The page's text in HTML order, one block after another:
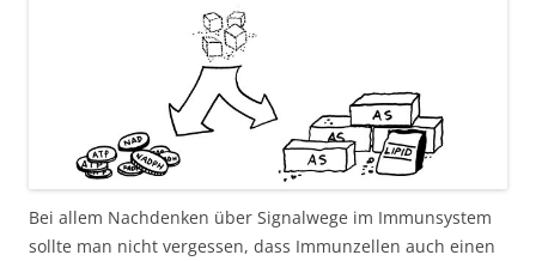
Bei allem Nachdenken über Signalwege im Immunsystem
sollte man nicht vergessen, dass Immunzellen auch einen